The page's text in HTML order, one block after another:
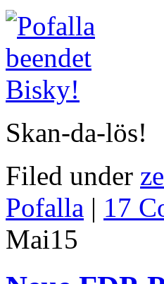
Skan-da-lös!
Filed under
Pofalla | 17
Mai15